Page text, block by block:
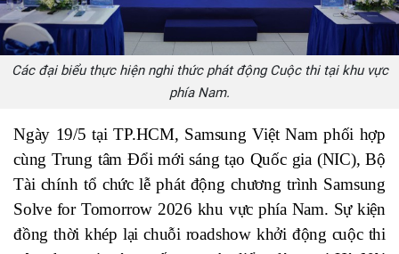
Các đại biểu thực hiện nghi thức phát động Cuộc thi tại khu vực
phía Nam.
Ngày 19/5 tại TP.HCM, Samsung Việt Nam phối hợp
cùng Trung tâm Đổi mới sáng tạo Quốc gia (NIC), Bộ
Tài chính tổ chức lễ phát động chương trình Samsung
Solve for Tomorrow 2026 khu vực phía Nam. Sự kiện
đồng thời khép lại chuỗi roadshow khởi động cuộc thi